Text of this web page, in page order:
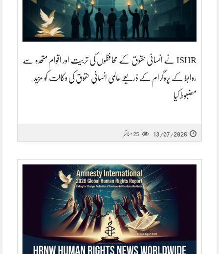
ISHR نے انسانی حقوق کے محافظوں کی تربیت اور اقوام متحدہ سے
روابط کے پروگرام کے ذریعے عالمی انسانی حقوق کی وکالت کو مزید
مضبوط کیا
13/07/2026
25 مناظر